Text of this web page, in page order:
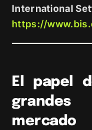
International
https://
El papel
mercado